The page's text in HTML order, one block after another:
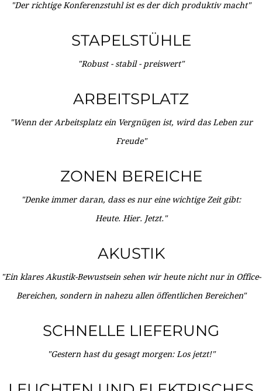
"Der richtige Konferenzstuhl ist es der dich produktiv macht"
STAPELSTÜHLE
"Robust - stabil - preiswert"
ARBEITSPLATZ
"Wenn der Arbeitsplatz ein Vergnügen ist, wird das Leben zur
Freude"
ZONEN BEREICHE
"Denke immer daran, dass es nur eine wichtige Zeit gibt:
Heute. Hier. Jetzt."
AKUSTIK
"Ein klares Akustik-Bewustsein sehen wir heute nicht nur in Office-
Bereichen, sondern in nahezu allen öffentlichen Bereichen"
SCHNELLE LIEFERUNG
"Gestern hast du gesagt morgen: Los jetzt!"